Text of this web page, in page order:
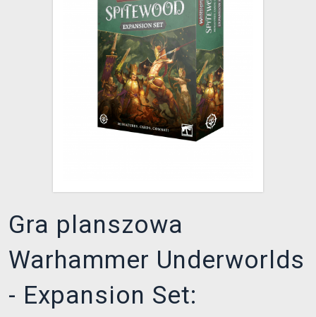
Gra planszowa
Warhammer Underworlds
- Expansion Set: